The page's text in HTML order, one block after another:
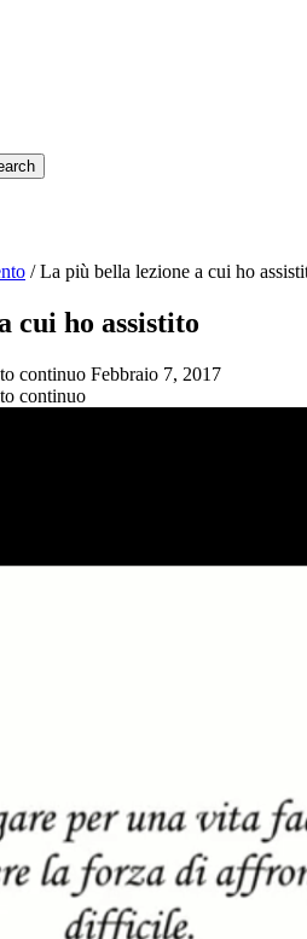
/La più bella lezione a cui ho
cui ho assistito
continuo Febbraio 7, 2017
continuo